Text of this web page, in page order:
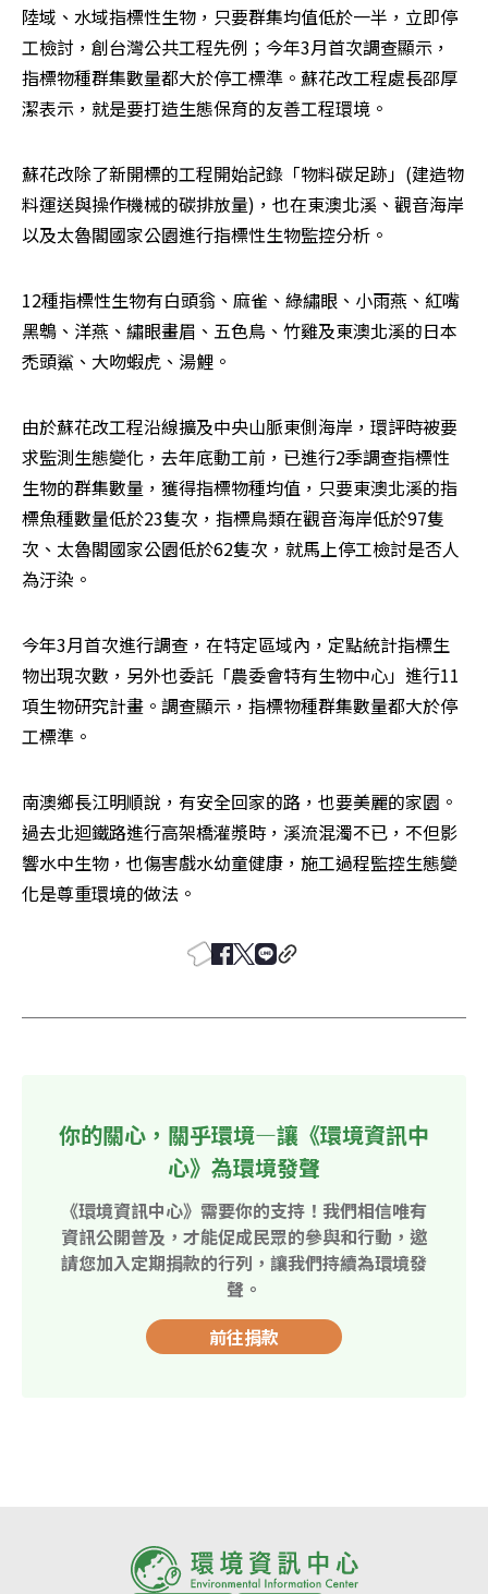
陸域、水域指標性生物，只要群集均值低於一半，立即停
工檢討，創台灣公共工程先例；今年3月首次調查顯示，
指標物種群集數量都大於停工標準。蘇花改工程處長邵厚
潔表示，就是要打造生態保育的友善工程環境。
蘇花改除了新開標的工程開始記錄「物料碳足跡」(建造物
料運送與操作機械的碳排放量)，也在東澳北溪、觀音海岸
以及太魯閣國家公園進行指標性生物監控分析。
12種指標性生物有白頭翁、麻雀、綠繡眼、小雨燕、紅嘴
黑鵯、洋燕、繡眼畫眉、五色鳥、竹雞及東澳北溪的日本
禿頭鯊、大吻蝦虎、湯鯉。
由於蘇花改工程沿線擴及中央山脈東側海岸，環評時被要
求監測生態變化，去年底動工前，已進行2季調查指標性
生物的群集數量，獲得指標物種均值，只要東澳北溪的指
標魚種數量低於23隻次，指標鳥類在觀音海岸低於97隻
次、太魯閣國家公園低於62隻次，就馬上停工檢討是否人
為汙染。
今年3月首次進行調查，在特定區域內，定點統計指標生
物出現次數，另外也委託「農委會特有生物中心」進行11
項生物研究計畫。調查顯示，指標物種群集數量都大於停
工標準。
南澳鄉長江明順說，有安全回家的路，也要美麗的家園。
過去北迴鐵路進行高架橋灌漿時，溪流混濁不已，不但影
響水中生物，也傷害戲水幼童健康，施工過程監控生態變
化是尊重環境的做法。
你的關心，關乎環境—讓《環境資訊中
心》為環境發聲
《環境資訊中心》需要你的支持！我們相信唯有
資訊公開普及，才能促成民眾的參與和行動，邀
請您加入定期捐款的行列，讓我們持續為環境發
聲。
前往捐款